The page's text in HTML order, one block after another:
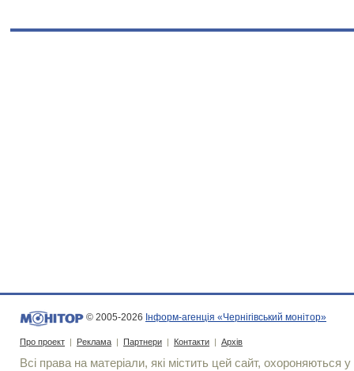
© 2005-2026 Інформ-агенція «Чернігівський монітор»
Про проект | Реклама | Партнери | Контакти | Архів
Всі права на матеріали, які містить цей сайт, охороняються у